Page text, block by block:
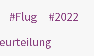
Flug
2022